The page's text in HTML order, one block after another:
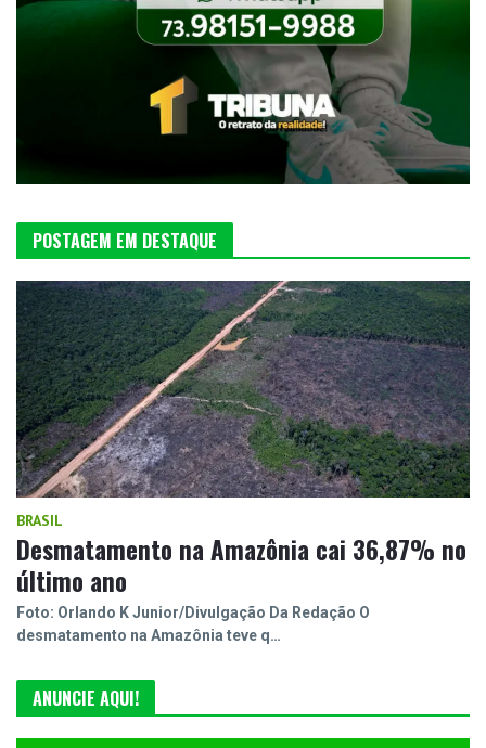
POSTAGEM EM DESTAQUE
BRASIL
Desmatamento na Amazônia cai 36,87% no
último ano
Foto: Orlando K Junior/Divulgação Da Redação O
desmatamento na Amazônia teve q…
ANUNCIE AQUI!